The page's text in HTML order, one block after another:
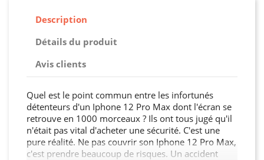
Description
Détails du produit
Avis clients
Quel est le point commun entre les infortunés
détenteurs d'un Iphone 12 Pro Max dont l'écran se
retrouve en 1000 morceaux ? Ils ont tous jugé qu'il
n'était pas vital d'acheter une sécurité. C'est une
pure réalité. Ne pas couvrir son Iphone 12 Pro Max,
c'est prendre beaucoup de risques. Un accident